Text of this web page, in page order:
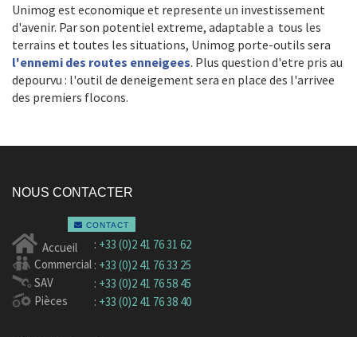
Unimog est economique et represente un investissement
d'avenir. Par son potentiel extreme, adaptable a tous les
terrains et toutes les situations, Unimog porte-outils sera
l'ennemi des routes enneigees. Plus question d'etre pris au
depourvu : l'outil de deneigement sera en place des l'arrivee
des premiers flocons.
NOUS CONTACTER
CONTACT
Accueil : +33 (0)2 41 76 31 62
Commercial : +33 (0)2 41 76 33 25
SAV
: +33 (0)2 41 76 58 45
Pièces
: +33 (0)2 41 76 38 40